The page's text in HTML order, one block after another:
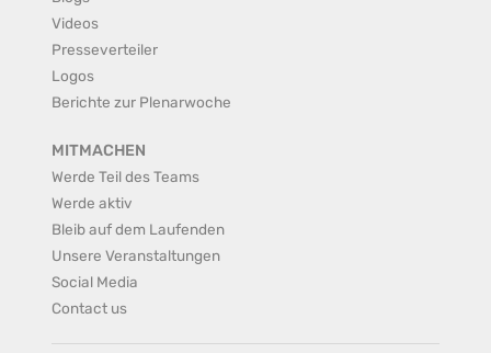
Videos
Presseverteiler
Logos
Berichte zur Plenarwoche
MITMACHEN
Werde Teil des Teams
Werde aktiv
Bleib auf dem Laufenden
Unsere Veranstaltungen
Social Media
Contact us